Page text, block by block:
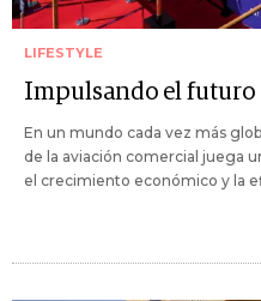
LIFESTYLE
Impulsando el futuro
En un mundo cada vez más
de la aviación comercial juega
el crecimiento económico y la